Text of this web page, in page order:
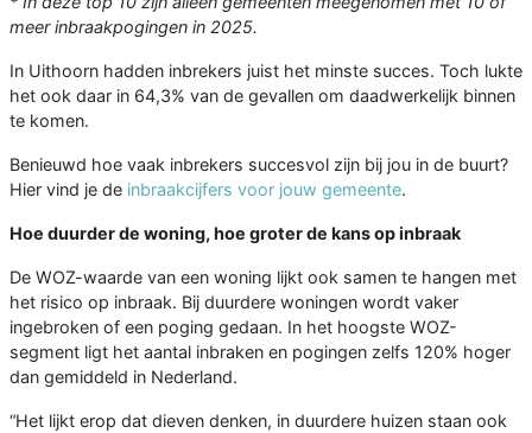
meer inbraakpogingen in 2025.
In Uithoorn hadden inbrekers juist het minste succes. Toch lukte
het ook daar in 64,3% van de gevallen om daadwerkelijk binnen
te komen.
Benieuwd hoe vaak inbrekers succesvol zijn bij jou in de buurt?
Hier vind je de inbraakcijfers voor jouw gemeente.
Hoe duurder de woning, hoe groter de kans op inbraak
De WOZ-waarde van een woning lijkt ook samen te hangen met
het risico op inbraak. Bij duurdere woningen wordt vaker
ingebroken of een poging gedaan. In het hoogste WOZ-
segment ligt het aantal inbraken en pogingen zelfs 120% hoger
dan gemiddeld in Nederland.
“Het lijkt erop dat dieven denken, in duurdere huizen staan ook